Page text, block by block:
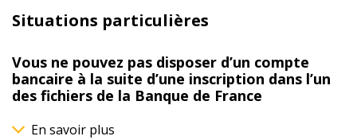
Situations particulières
Vous ne pouvez pas disposer d’un compte
bancaire à la suite d’une inscription dans l’un
des fichiers de la Banque de France
En savoir plus